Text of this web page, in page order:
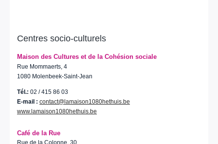
Centres socio-culturels
Maison des Cultures et de la Cohésion sociale
Rue Mommaerts, 4
1080 Molenbeek-Saint-Jean
Tél.: 02 / 415 86 03
E-mail : contact@lamaison1080hethuis.be
www.lamaison1080hethuis.be
Café de la Rue
Rue de la Colonne, 30